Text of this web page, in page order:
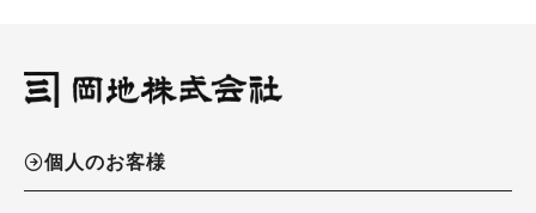
個人のお客様